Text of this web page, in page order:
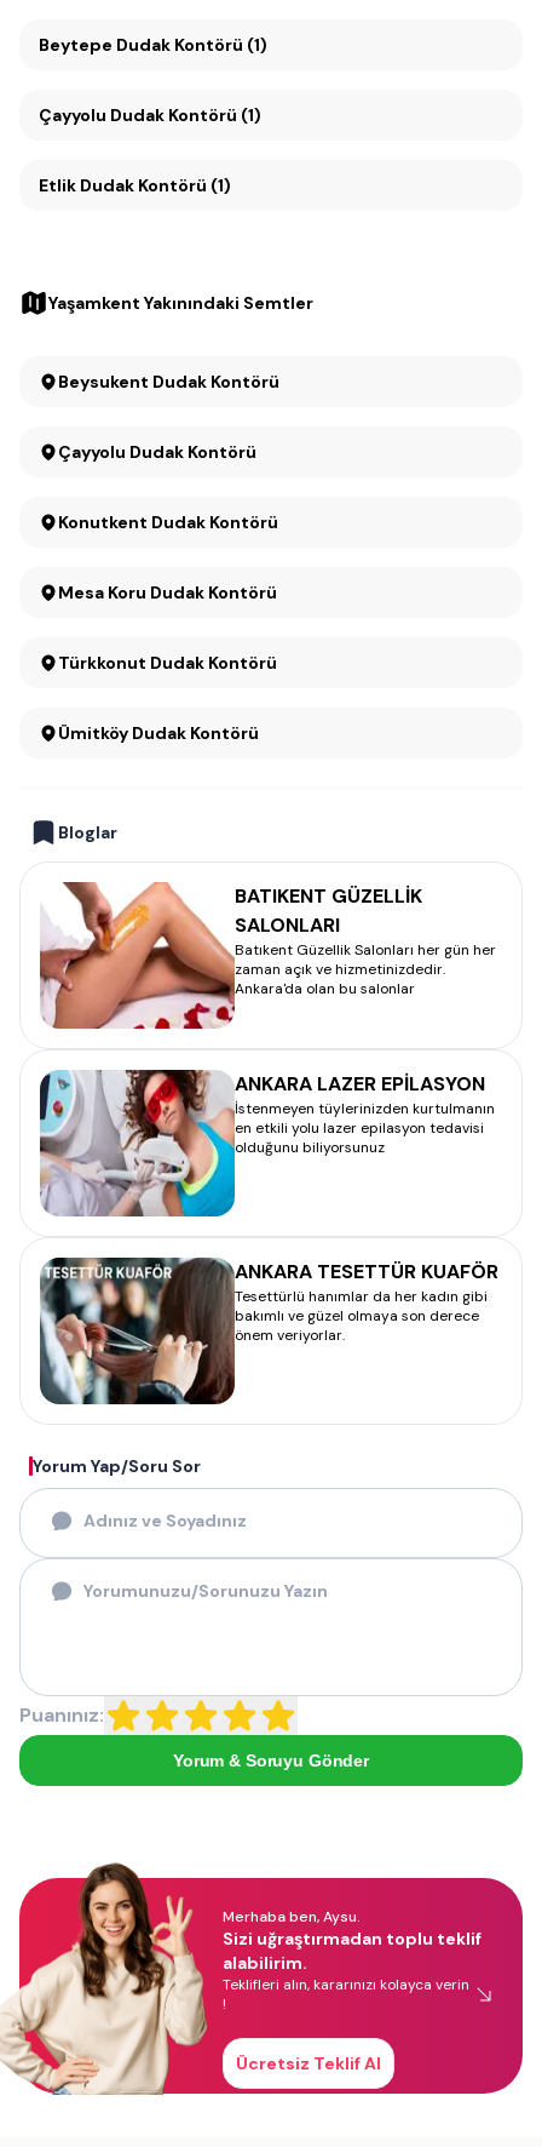
Beytepe Dudak Kontörü (1)
Çayyolu Dudak Kontörü (1)
Etlik Dudak Kontörü (1)
Yaşamkent Yakınındaki Semtler
Beysukent Dudak Kontörü
Çayyolu Dudak Kontörü
Konutkent Dudak Kontörü
Mesa Koru Dudak Kontörü
Türkkonut Dudak Kontörü
Ümitköy Dudak Kontörü
Bloglar
BATIKENT GÜZELLİK
SALONLARI
Batıkent Güzellik Salonları her gün her
zaman açık ve hizmetinizdedir.
Ankara'da olan bu salonlar
ANKARA LAZER EPİLASYON
İstenmeyen tüylerinizden kurtulmanın
en etkili yolu lazer epilasyon tedavisi
olduğunu biliyorsunuz
ANKARA TESETTÜR KUAFÖR
Tesettürlü hanımlar da her kadın gibi
bakımlı ve güzel olmaya son derece
önem veriyorlar.
Yorum Yap/Soru Sor
Puanınız:
Yorum & Soruyu Gönder
Merhaba ben, Aysu.
Sizi uğraştırmadan toplu teklif
alabilirim.
Teklifleri alın, kararınızı kolayca verin
!
Ücretsiz Teklif Al